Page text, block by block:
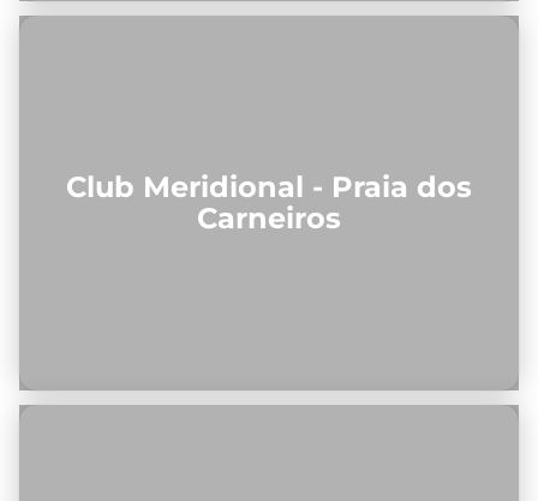
Club Meridional - Praia dos
Carneiros